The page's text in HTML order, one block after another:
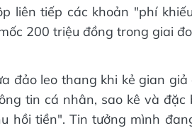
liên tiếp các khoản "phí
200 triệu đồng trong giai
đảo leo thang khi kẻ gian
tin cá nhân, sao kê và
hồi tiền". Tin tưởng mình